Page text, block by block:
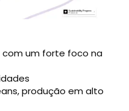
com um forte foco na
produção em alto